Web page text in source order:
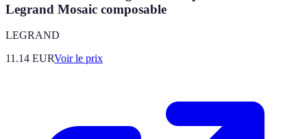
Legrand Mosaic composable
LEGRAND
11.14 EURVoir le prix